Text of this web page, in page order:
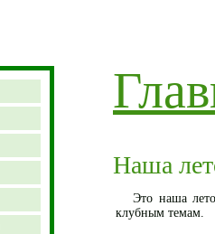
Наша
Это наша
клубным темам.